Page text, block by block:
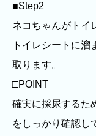
■Step2
ネコちゃんがトイ
トイレシートに
取ります。
□POINT
確実に採尿するた
をしっかり確認し